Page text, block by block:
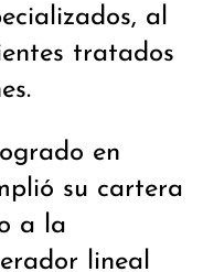
al
tratados
en
su cartera
a la
lineal